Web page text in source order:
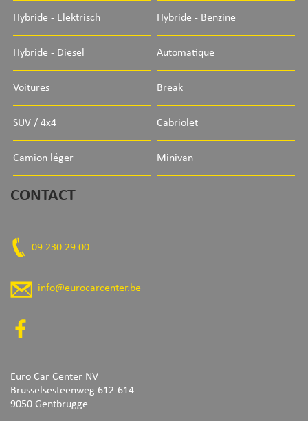
Hybride - Elektrisch Hybride - Benzine
Hybride - Diesel Automatique
Voitures Break
SUV / 4x4 Cabriolet
Camion léger Minivan
CONTACT
09 230 29 00
info@eurocarcenter.be
Euro Car Center NV
Brusselsesteenweg 612-614
9050 Gentbrugge